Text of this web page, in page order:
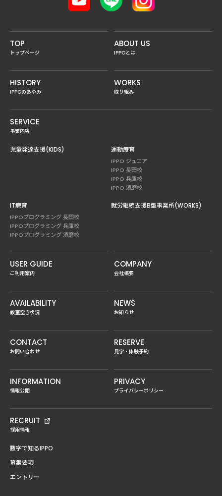
TOP
トップページ
ABOUT US
IPPOとは
HISTORY
IPPOのあゆみ
WORKS
取り組み
SERVICE
事業内容
児童発達支援(KIDS) 運動療育
IPPO ジュニア
IPPO 長田校
IPPO 兵庫校
IPPO 須磨校
IT療育
IPPOプログラミング 長田校
IPPOプログラミング 兵庫校
IPPOプログラミング 須磨校
就労継続支援B型事業所(WORKS)
USER GUIDE
ご利用案内
COMPANY
会社概要
AVAILABILITY
教室空き状況
NEWS
お知らせ
CONTACT
お問い合わせ
RESERVE
見学・体験予約
INFORMATION
情報公開
PRIVACY
プライバシーポリシー
RECRUIT
採用情報
数字で知るIPPO
募集要項
エントリー